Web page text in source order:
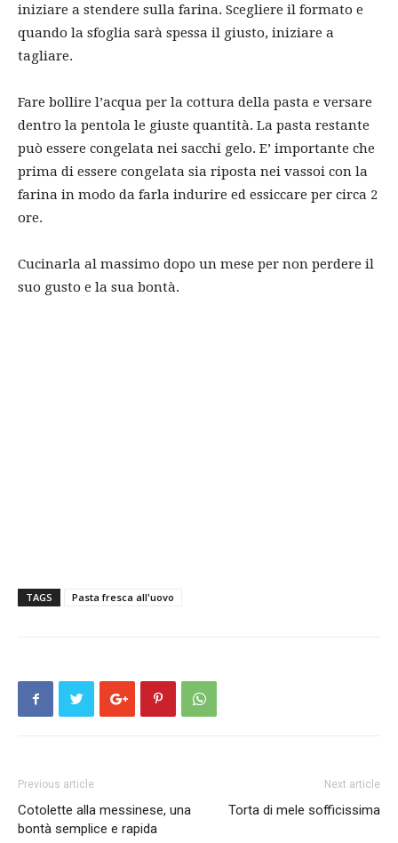
iniziare a stendere sulla farina. Scegliere il formato e
quando la sfoglia sarà spessa il giusto, iniziare a
tagliare.
Fare bollire l’acqua per la cottura della pasta e versare
dentro la pentola le giuste quantità. La pasta restante
può essere congelata nei sacchi gelo. E’ importante che
prima di essere congelata sia riposta nei vassoi con la
farina in modo da farla indurire ed essiccare per circa 2
ore.
Cucinarla al massimo dopo un mese per non perdere il
suo gusto e la sua bontà.
TAGS Pasta fresca all'uovo
Previous article
Cotolette alla messinese, una
bontà semplice e rapida
Next article
Torta di mele sofficissima